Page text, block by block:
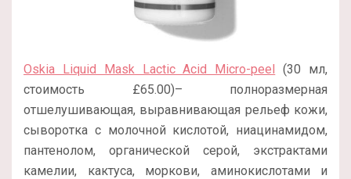
Oskia Liquid Mask Lactic Acid Micro-peel (30 мл,
стоимость £65.00)– полноразмерная
отшелушивающая, выравнивающая рельеф кожи,
сыворотка с молочной кислотой, ниацинамидом,
пантенолом, органической серой, экстрактами
камелии, кактуса, моркови, аминокислотами и